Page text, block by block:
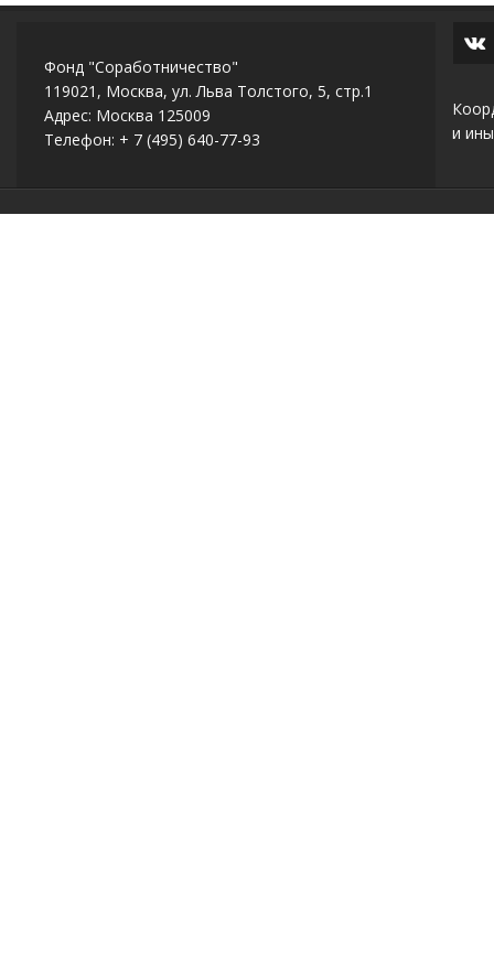
Фонд "Соработничество"
119021, Москва, ул. Льва Толстого, 5, стр.1
Адрес: Москва 125009
Телефон: + 7 (495) 640-77-93
и